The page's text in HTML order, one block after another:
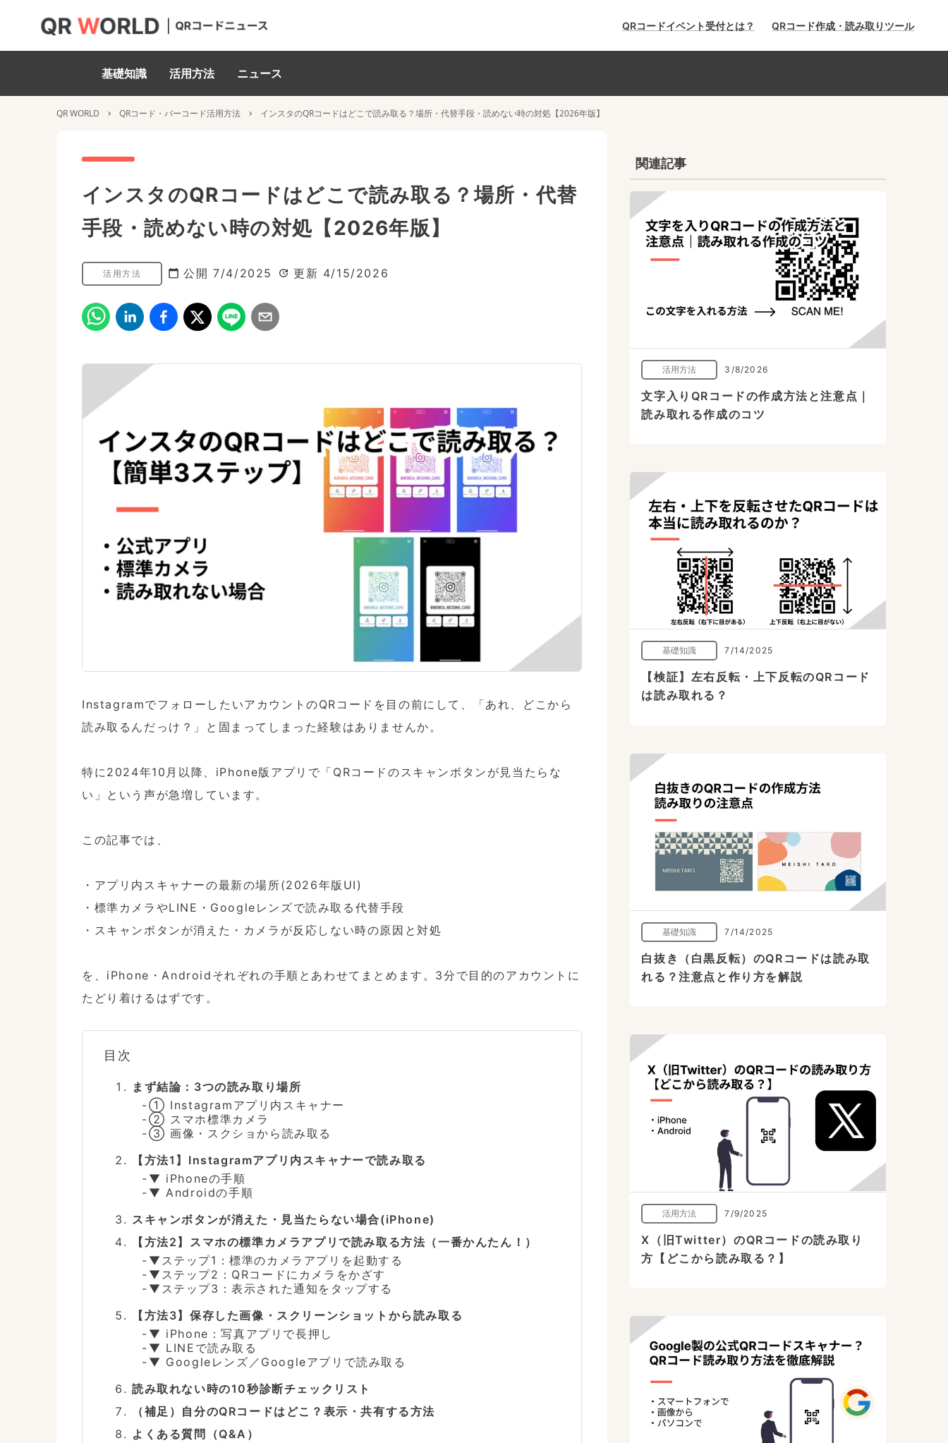
QRコードイベント受付とは？ QRコード作成・読み取りツール
基礎知識 活用方法 ニュース
QR WORLD QRコード・バーコード活用方法 インスタのQRコードはどこで読み取る？場所・代替手段・読めない時の対処【2026年版】
インスタのQRコードはどこで読み取る？場所・代替
手段・読めない時の対処【2026年版】
活用方法 公開 7/4/2025 更新 4/15/2026
InstagramでフォローしたいアカウントのQRコードを目の前にして、「あれ、どこから
読み取るんだっけ？」と固まってしまった経験はありませんか。
特に2024年10月以降、iPhone版アプリで「QRコードのスキャンボタンが見当たらな
い」という声が急増しています。
この記事では、
・アプリ内スキャナーの最新の場所(2026年版UI)
・標準カメラやLINE・Googleレンズで読み取る代替手段
・スキャンボタンが消えた・カメラが反応しない時の原因と対処
を、iPhone・Androidそれぞれの手順とあわせてまとめます。3分で目的のアカウントに
目次
まず結論：3つの読み取り場所
① Instagramアプリ内スキャナー
② スマホ標準カメラ
③ 画像・スクショから読み取る
【方法1】Instagramアプリ内スキャナーで読み取る
▼ iPhoneの手順
▼ Androidの手順
スキャンボタンが消えた・見当たらない場合(iPhone)
【方法2】スマホの標準カメラアプリで読み取る方法（一番かんたん！）
▼ステップ1：標準のカメラアプリを起動する
▼ステップ2：QRコードにカメラをかざす
▼ステップ3：表示された通知をタップする
【方法3】保存した画像・スクリーンショットから読み取る
▼ iPhone：写真アプリで長押し
▼ LINEで読み取る
▼ Googleレンズ／Googleアプリで読み取る
読み取れない時の10秒診断チェックリスト
（補足）自分のQRコードはどこ？表示・共有する方法
よくある質問（Q&A）
関連記事
活用方法 3/8/2026
文字入りQRコードの作成方法と注意点｜
読み取れる作成のコツ
基礎知識 7/14/2025
【検証】左右反転・上下反転のQRコード
は読み取れる？
基礎知識 7/14/2025
白抜き（白黒反転）のQRコードは読み取
れる？注意点と作り方を解説
活用方法 7/9/2025
X（旧Twitter）のQRコードの読み取り
方【どこから読み取る？】